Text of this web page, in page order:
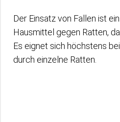
Der Einsatz von Fallen ist
Hausmittel gegen Ratten,
Es eignet sich höchstens
durch einzelne Ratten.